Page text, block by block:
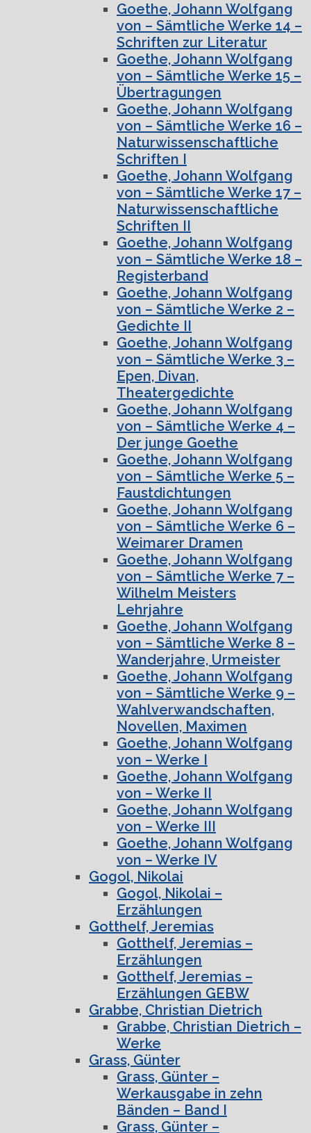
Goethe, Johann Wolfgang
von – Sämtliche Werke 14 –
Schriften zur Literatur
Goethe, Johann Wolfgang
von – Sämtliche Werke 15 –
Übertragungen
Goethe, Johann Wolfgang
von – Sämtliche Werke 16 –
Naturwissenschaftliche
Schriften I
Goethe, Johann Wolfgang
von – Sämtliche Werke 17 –
Naturwissenschaftliche
Schriften II
Goethe, Johann Wolfgang
von – Sämtliche Werke 18 –
Registerband
Goethe, Johann Wolfgang
von – Sämtliche Werke 2 –
Gedichte II
Goethe, Johann Wolfgang
von – Sämtliche Werke 3 –
Epen, Divan,
Theatergedichte
Goethe, Johann Wolfgang
von – Sämtliche Werke 4 –
Der junge Goethe
Goethe, Johann Wolfgang
von – Sämtliche Werke 5 –
Faustdichtungen
Goethe, Johann Wolfgang
von – Sämtliche Werke 6 –
Weimarer Dramen
Goethe, Johann Wolfgang
von – Sämtliche Werke 7 –
Wilhelm Meisters
Lehrjahre
Goethe, Johann Wolfgang
von – Sämtliche Werke 8 –
Wanderjahre, Urmeister
Goethe, Johann Wolfgang
von – Sämtliche Werke 9 –
Wahlverwandschaften,
Novellen, Maximen
Goethe, Johann Wolfgang
von – Werke I
Goethe, Johann Wolfgang
von – Werke II
Goethe, Johann Wolfgang
von – Werke III
Goethe, Johann Wolfgang
von – Werke IV
Gogol, Nikolai
Gogol, Nikolai –
Erzählungen
Gotthelf, Jeremias
Gotthelf, Jeremias –
Erzählungen
Gotthelf, Jeremias –
Erzählungen GEBW
Grabbe, Christian Dietrich
Grabbe, Christian Dietrich –
Werke
Grass, Günter
Grass, Günter –
Werkausgabe in zehn
Bänden – Band I
Grass, Günter –